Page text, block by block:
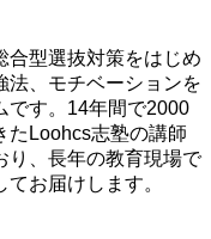
合型選抜対策をはじめ
法、モチベーションを
です。14年間で2000
たLoohcs志塾の講師
り、長年の教育現場で
お届けします。